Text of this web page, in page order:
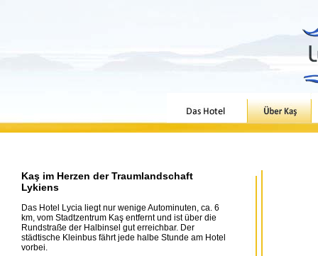
Kaş im Herzen der Traumlandschaft
Lykiens
Das Hotel Lycia liegt nur wenige Autominuten, ca. 6
km, vom Stadtzentrum Kaş entfernt und ist über die
Rundstraße der Halbinsel gut erreichbar. Der
städtische Kleinbus fährt jede halbe Stunde am Hotel
vorbei.